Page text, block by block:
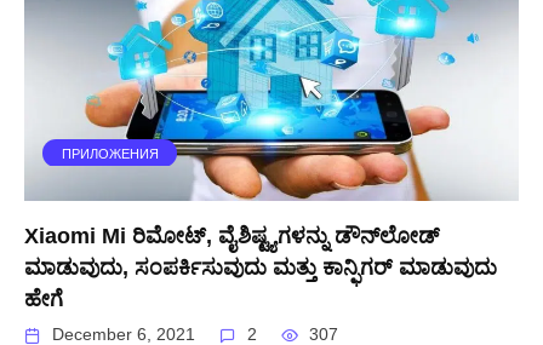
ПРИЛОЖЕНИЯ
Xiaomi Mi ರಿಮೋಟ್, ವೈಶಿಷ್ಟ್ಯಗಳನ್ನು ಡೌನ್‌ಲೋಡ್
ಮಾಡುವುದು, ಸಂಪರ್ಕಿಸುವುದು ಮತ್ತು ಕಾನ್ಫಿಗರ್ ಮಾಡುವುದು
ಹೇಗೆ
December 6, 2021 2 307